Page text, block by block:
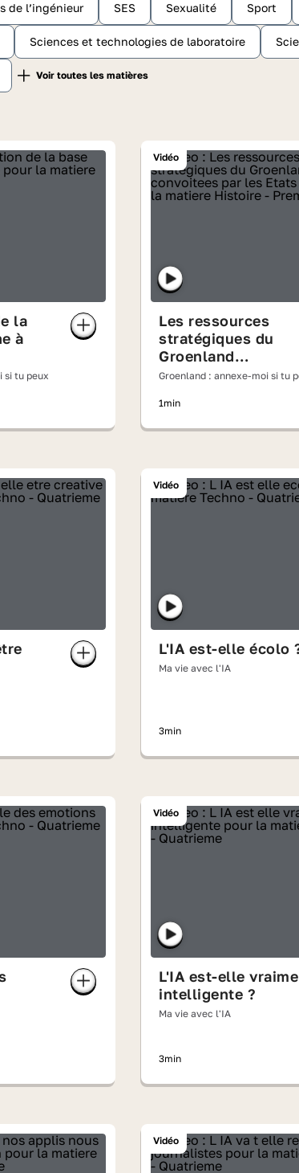
de l’ingénieur SES Sexualité Sport
Sciences et technologies de laboratoire
la
à
si tu peux
Vidéo
Les ressources
stratégiques du
Groenland
convoitées par les
Groenland : annexe-moi si tu
1min
Vidéo
L'IA est-elle écolo
Ma vie avec l'IA
3min
Vidéo
L'IA est-elle
intelligente ?
Ma vie avec l'IA
3min
Vidéo